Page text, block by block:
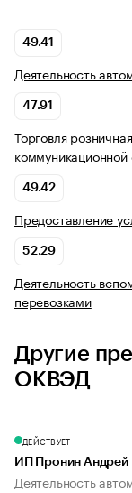
49.41
Деятельность
47.91
Торговля
49.42
Предоставление
52.29
Деятельность
перевозками
Другие
ОКВЭД
ДЕЙСТВУЕТ
ИП Пронин Андрей
Деятельность